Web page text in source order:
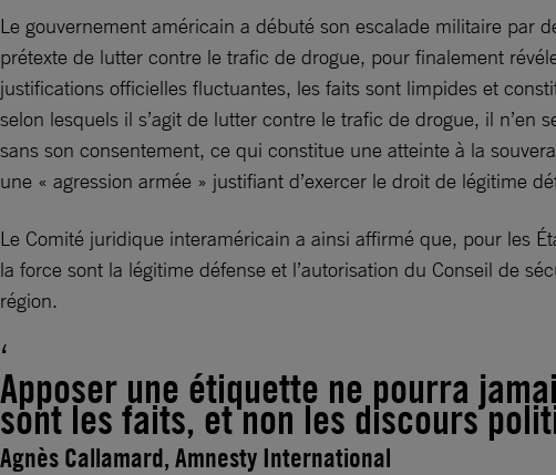
Le gouvernement américain a débuté son escalade militaire par
prétexte de lutter contre le trafic de drogue, pour finalement
justifications officielles fluctuantes, les faits sont limpides et
selon lesquels il s’agit de lutter contre le trafic de drogue, il n’en
sans son consentement, ce qui constitue une atteinte à la
une « agression armée » justifiant d’exercer le droit de légitime
Le Comité juridique interaméricain a ainsi affirmé que, pour les
la force sont la légitime défense et l’autorisation du Conseil de
région.
Apposer une étiquette ne pourra
sont les faits, et non les discours
Agnès Callamard, Amnesty International